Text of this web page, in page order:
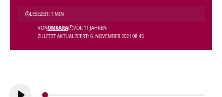
ZULETZT AKTUALISIERT: 6. NOVEMBER 2021 08:45
VONOMKARA VOR 11 JAHREN
LESEZEIT: 1 MIN
Audio-